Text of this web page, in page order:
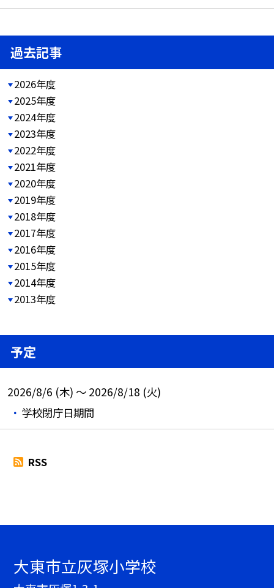
過去記事
2026年度
2025年度
2024年度
2023年度
2022年度
2021年度
2020年度
2019年度
2018年度
2017年度
2016年度
2015年度
2014年度
2013年度
予定
2026/8/6 (木) ～ 2026/8/18 (火)
学校閉庁日期間
RSS
大東市立灰塚小学校